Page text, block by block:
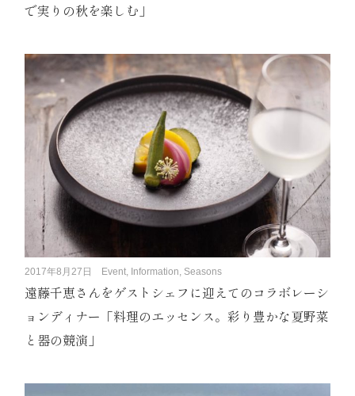
で実りの秋を楽しむ」
2017年8月27日 Event, Information, Seasons
遠藤千恵さんをゲストシェフに迎えてのコラボレーシ
ョンディナー「料理のエッセンス。彩り豊かな夏野菜
と器の競演」